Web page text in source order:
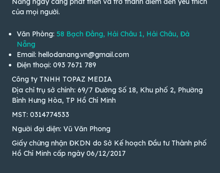
của mọi người.
Văn Phòng: 58 Bạch Đằng, Hải Châu 1, Hải Châu, Đà
Nẵng
Email: hellodanang.vn@gmail.com
Điện thoại: 093 7671 789
Công ty TNHH TOPAZ MEDIA
Địa chỉ trụ sở chính: 69/7 Đường Số 18, Khu phố 2, Phường
Bình Hưng Hòa, TP Hồ Chí Minh
MST: 0314774533
Người đại diện: Vũ Văn Phong
Giấy chứng nhận ĐKDN do Sở Kế hoạch Đầu tư Thành phố
Hồ Chí Minh cấp ngày 06/12/2017